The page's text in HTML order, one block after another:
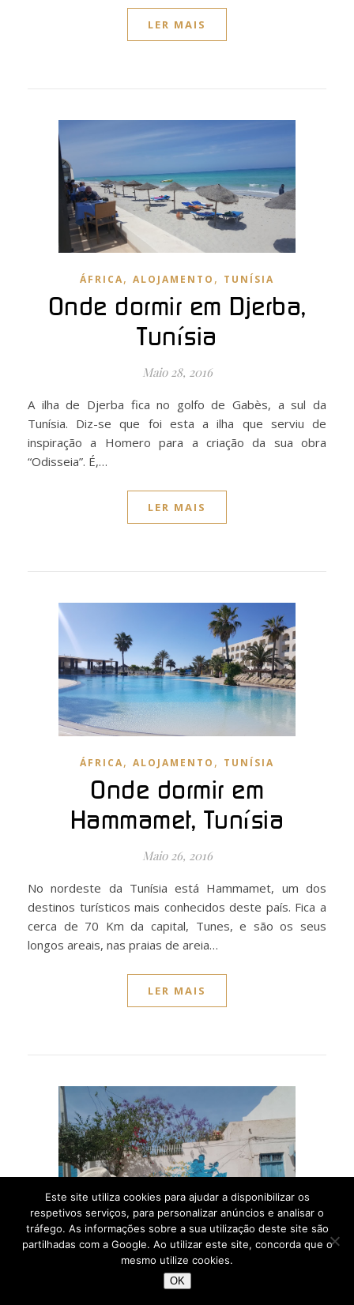
LER MAIS
ÁFRICA, ALOJAMENTO , TUNÍSIA
Onde dormir em Djerba,
Tunísia
Maio 28, 2016
A ilha de Djerba fica no golfo de Gabès, a sul da
Tunísia. Diz-se que foi esta a ilha que serviu de
inspiração a Homero para a criação da sua obra
“Odisseia”. É,…
LER MAIS
ÁFRICA, ALOJAMENTO , TUNÍSIA
Onde dormir em
Hammamet, Tunísia
Maio 26, 2016
No nordeste da Tunísia está Hammamet, um dos
destinos turísticos mais conhecidos deste país. Fica a
cerca de 70 Km da capital, Tunes, e são os seus
longos areais, nas praias de areia…
LER MAIS
ÁFRICA,TUNÍSIA
Este site utiliza cookies para ajudar a disponibilizar os
respetivos serviços, para personalizar anúncios e analisar o
tráfego. As informações sobre a sua utilização deste site são
partilhadas com a Google. Ao utilizar este site, concorda que o
mesmo utilize cookies.
OK